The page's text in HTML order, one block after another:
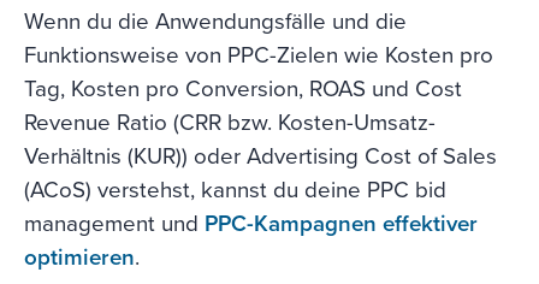
Wenn du die Anwendungsfälle und die
Funktionsweise von PPC-Zielen wie Kosten pro
Tag, Kosten pro Conversion, ROAS und Cost
Revenue Ratio (CRR bzw. Kosten-Umsatz-
Verhältnis (KUR)) oder Advertising Cost of Sales
(ACoS) verstehst, kannst du deine PPC bid
management und PPC-Kampagnen effektiver
optimieren.